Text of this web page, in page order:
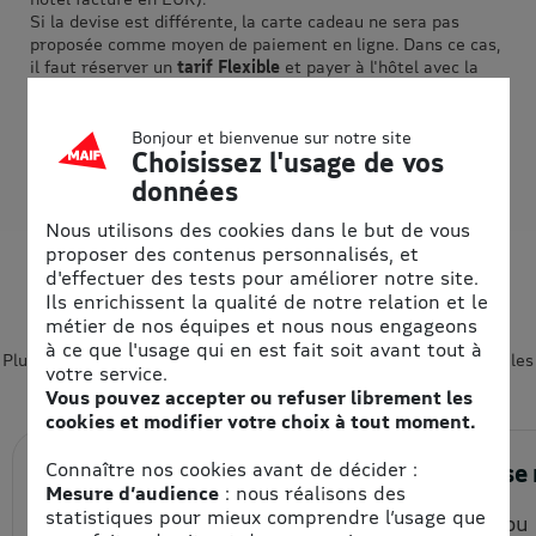
Si la devise est différente, la carte cadeau ne sera pas
proposée comme moyen de paiement en ligne. Dans ce cas,
il faut réserver un tarif Flexible et payer à l'hôtel avec la
eBons d’achats : pour faire des
économies, facilement et au
quotidien
Plus de cent grandes marques & jusqu’à - 15%, cumulables avec les
promotions : comment ça marche ?
1. J’achète en ligne
Je choisis la quantité et le
2.
En ligne
Bonjour et bienvenue sur notre site
Choisissez l'usage de vos
données
Nous utilisons des cookies dans le but de vous
proposer des contenus personnalisés, et
d'effectuer des tests pour améliorer notre site.
Ils enrichissent la qualité de notre relation et le
métier de nos équipes et nous nous engageons
à ce que l'usage qui en est fait soit avant tout à
votre service.
Vous pouvez accepter ou refuser librement les
cookies et modifier votre choix à tout moment.
Connaître nos cookies avant de décider :
Mesure d’audience: nous réalisons des
statistiques pour mieux comprendre l’usage que